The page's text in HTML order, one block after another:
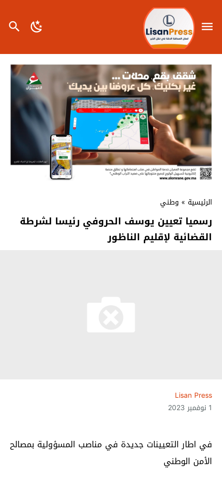
الرئيسية » وطني
رسميا تعيين يوسف الحروفي رئيسا لشرطة
القضائية لإقليم الناظور
Lisan Press
1 نوفمبر 2023
في اطار التعيينات جديدة في مناصب المسؤولية بمصالح
الأمن الوطني